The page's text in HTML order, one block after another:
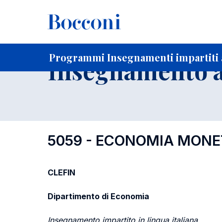
Programmi Insegnamenti impartiti
Home Per studenti iscritti
Insegnamento
5059 - ECONOMIA
CLEFIN
Dipartimento di Economia
Insegnamento impartito in lingua italiana